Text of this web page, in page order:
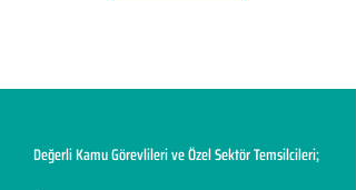
Değerli Kamu Görevlileri ve Özel Sektör Temsilcileri;